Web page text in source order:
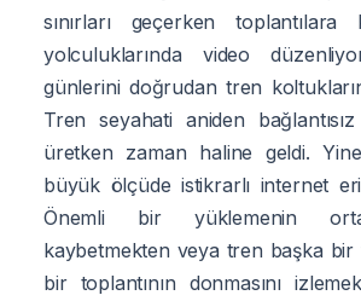
sınırları geçerken toplantılara
yolculuklarında video
günlerini doğrudan tren
Tren seyahati aniden
üretken zaman haline geldi.
büyük ölçüde istikrarlı internet
Önemli bir yüklemenin
kaybetmekten veya tren başka bir
bir toplantının donmasını